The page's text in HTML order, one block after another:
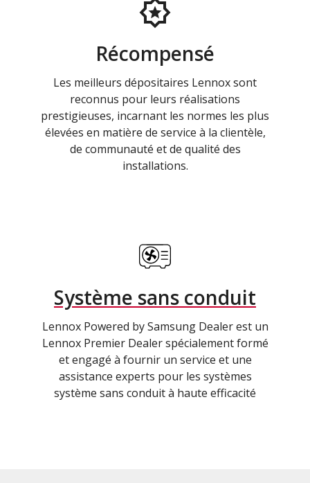
Récompensé
Les meilleurs dépositaires Lennox sont
reconnus pour leurs réalisations
prestigieuses, incarnant les normes les plus
élevées en matière de service à la clientèle,
de communauté et de qualité des
installations.
Système sans conduit
Lennox Powered by Samsung Dealer est un
Lennox Premier Dealer spécialement formé
et engagé à fournir un service et une
assistance experts pour les systèmes
système sans conduit à haute efficacité